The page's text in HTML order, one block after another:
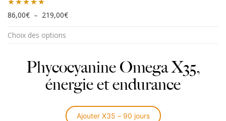
Note4.95
86,00€ – 219,00€Plage de prix : 86,00€ à 219,00€
Choix des options
produit
plusieurs
variations.Phycocyanine Omega X35,
énergie et endurance
Ajouter X35 – 90 jours